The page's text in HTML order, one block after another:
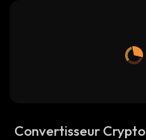
Convertisseur Crypto